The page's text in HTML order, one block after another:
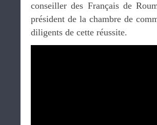
conseiller des Français de
président de la chambre de
diligents de cette réussite.